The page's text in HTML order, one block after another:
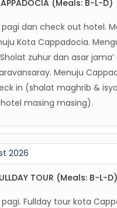
(Meals: B-L-D)
dan check out hotel.
Kota Cappadocia.
zuhur dan asar jama’
Menuju
in (shalat maghrib &
masing masing).
2026
TOUR (Meals: B-L-D)
Fullday tour kota